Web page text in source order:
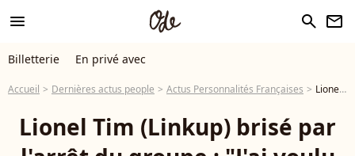
menu search newsletter
Billetterie En privé avec
Accueil Dernières actus people Actus Personnalités Françaises Lionel Tim (Linkup) brisé par l'arrêt du groupe : "J'ai voulu mettre fin à mes jours"
Lionel Tim (Linkup) brisé par